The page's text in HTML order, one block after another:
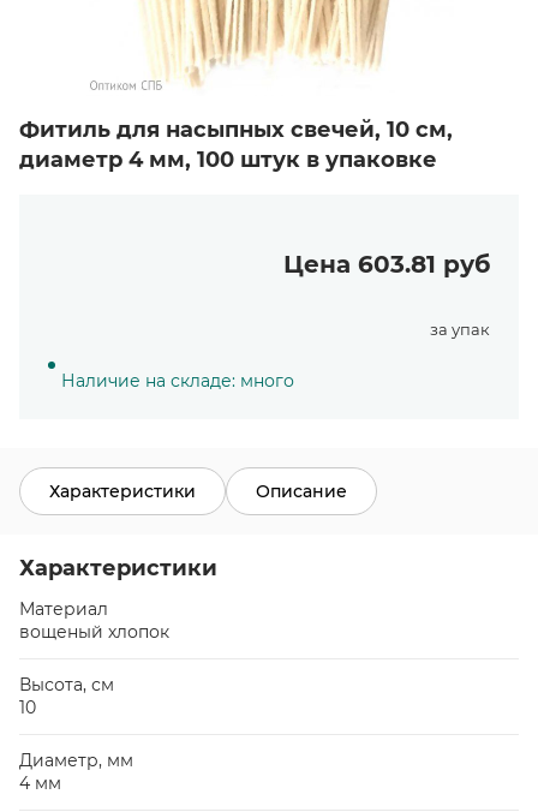
Фитиль для насыпных свечей, 10 см,
диаметр 4 мм, 100 штук в упаковке
Цена 603.81 руб
за упак
Наличие на складе: много
Характеристики Описание
Характеристики
Материал
вощеный хлопок
Высота, см
10
Диаметр, мм
4 мм